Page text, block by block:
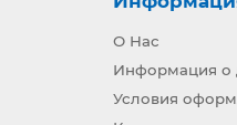
О Нас
Информация о
Условия